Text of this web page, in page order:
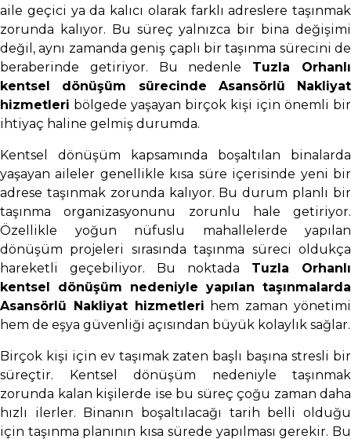
aile geçici ya da kalıcı olarak farklı adreslere taşınmak
zorunda kalıyor. Bu süreç yalnızca bir bina değişimi
değil, aynı zamanda geniş çaplı bir taşınma sürecini de
beraberinde getiriyor. Bu nedenle Tuzla Orhanlı
kentsel dönüşüm sürecinde Asansörlü Nakliyat
hizmetleri bölgede yaşayan birçok kişi için önemli bir
ihtiyaç haline gelmiş durumda.
Kentsel dönüşüm kapsamında boşaltılan binalarda
yaşayan aileler genellikle kısa süre içerisinde yeni bir
adrese taşınmak zorunda kalıyor. Bu durum planlı bir
taşınma organizasyonunu zorunlu hale getiriyor.
Özellikle yoğun nüfuslu mahallelerde yapılan
dönüşüm projeleri sırasında taşınma süreci oldukça
hareketli geçebiliyor. Bu noktada Tuzla Orhanlı
kentsel dönüşüm nedeniyle yapılan taşınmalarda
Asansörlü Nakliyat hizmetleri hem zaman yönetimi
hem de eşya güvenliği açısından büyük kolaylık sağlar.
Birçok kişi için ev taşımak zaten başlı başına stresli bir
süreçtir. Kentsel dönüşüm nedeniyle taşınmak
zorunda kalan kişilerde ise bu süreç çoğu zaman daha
hızlı ilerler. Binanın boşaltılacağı tarih belli olduğu
için taşınma planının kısa sürede yapılması gerekir. Bu